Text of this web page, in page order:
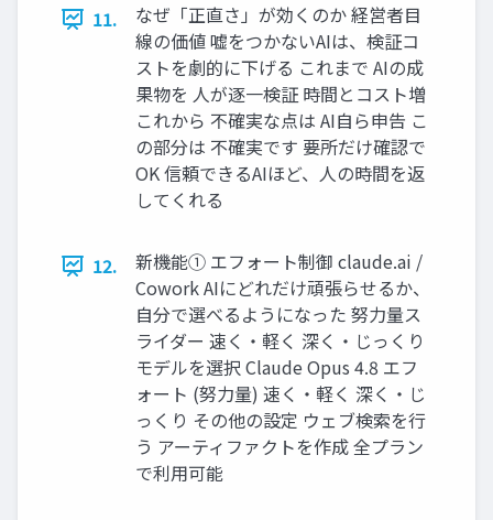
11.
なぜ「正直さ」が効くのか 経営者目
線の価値 嘘をつかないAIは、検証コ
ストを劇的に下げる これまで AIの成
果物を 人が逐一検証 時間とコスト増
これから 不確実な点は AI自ら申告 こ
の部分は 不確実です 要所だけ確認で
OK 信頼できるAIほど、人の時間を返
してくれる
12.
新機能① エフォート制御 claude.ai /
Cowork AIにどれだけ頑張らせるか、
自分で選べるようになった 努力量ス
ライダー 速く・軽く 深く・じっくり
モデルを選択 Claude Opus 4.8 エフ
ォート (努力量) 速く・軽く 深く・じ
っくり その他の設定 ウェブ検索を行
う アーティファクトを作成 全プラン
で利用可能